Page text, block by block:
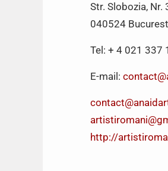
Str. Slobozia, Nr.
040524
Tel: + 4 021 337
E-mail:
http://